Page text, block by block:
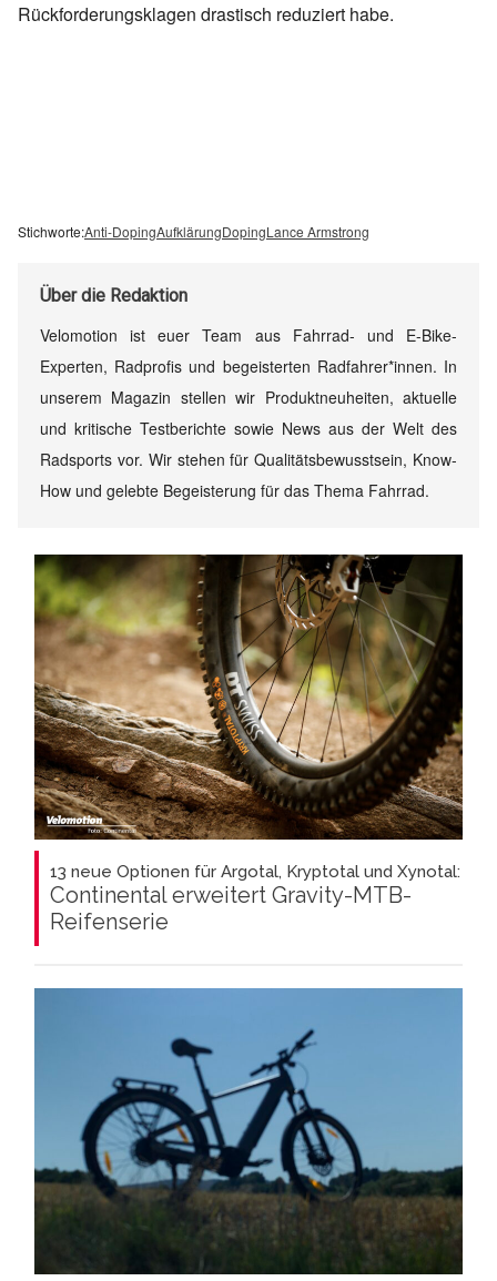
Rückforderungsklagen drastisch reduziert habe.
Stichworte:Anti-DopingAufklärungDopingLance Armstrong
Überdie Redaktion
Velomotion ist euer Team aus Fahrrad- und E-Bike-
Experten, Radprofis und begeisterten Radfahrer*innen. In
unserem Magazin stellen wir Produktneuheiten, aktuelle
und kritische Testberichte sowie News aus der Welt des
Radsports vor. Wir stehen für Qualitätsbewusstsein, Know-
How und gelebte Begeisterung für das Thema Fahrrad.
13 neue Optionen für Argotal, Kryptotal und Xynotal:
Continental erweitert Gravity-MTB-
Reifenserie